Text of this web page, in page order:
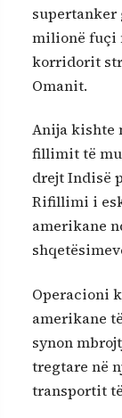
supertanker
milionë fuçi
korridorit
Omanit.
Anija kishte
fillimit të
drejt Indisë
Rifillimi i
amerikane
Operacioni
amerikane
synon
tregtare në
transportit